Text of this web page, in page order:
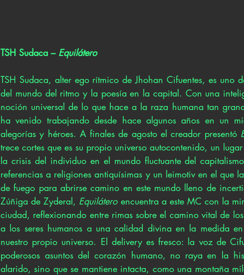
TSH Sudaca – Equilátero
TSH Sudaca, alter ego rítmico de Jhohan Cifuentes, es uno
del mundo del ritmo y la poesía en la capital. Con una
noción universal de lo que hace a la raza humana tan
ha venido trabajando desde hace algunos años en un
alegorías y héroes. A finales de agosto el creador presentó
trece cortes que es su propio universo autocontenido, un
la crisis del individuo en el mundo fluctuante del
referencias a religiones antiquísimas y un leimotiv en el que
de fuego para abrirse camino en este mundo lleno de
Zúñiga de Zyderal, Equilátero encuentra a este MC con la
ciudad, reflexionando entre rimas sobre el camino vital de
a los seres humanos a una calidad divina en la medida
nuestro propio universo. El delivery es fresco: la voz de
poderosos asuntos del corazón humano, no raya en la
alarido, sino que se mantiene intacta, como una montaña